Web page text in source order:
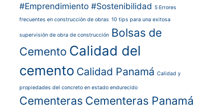
#Emprendimiento #Sostenibilidad 5 Errores
frecuentes en construcción de obras 10 tips para una exitosa
supervisión de obra de construcción Bolsas de
Cemento Calidad del
cemento Calidad Panamá Calidad y
propiedades del concreto en estado endurecido
Cementeras Cementeras Panamá